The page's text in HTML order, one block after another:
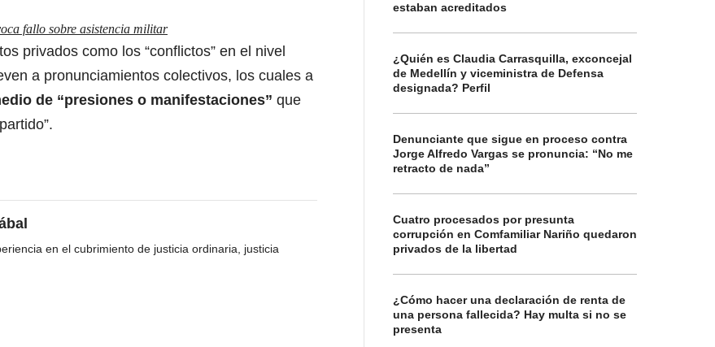
fallo sobre asistencia militar
privados como los “conflictos” en el nivel
a pronunciamientos colectivos, los cuales a
de “presiones o manifestaciones” que
en el cubrimiento de justicia ordinaria, justicia
estaban acreditados
¿Quién es Claudia Carrasquilla, exconcejal
de Medellín y viceministra de Defensa
designada? Perfil
Denunciante que sigue en proceso contra
Jorge Alfredo Vargas se pronuncia: “No me
retracto de nada”
Cuatro procesados por presunta
corrupción en Comfamiliar Nariño quedaron
privados de la libertad
¿Cómo hacer una declaración de renta de
una persona fallecida? Hay multa si no se
presenta